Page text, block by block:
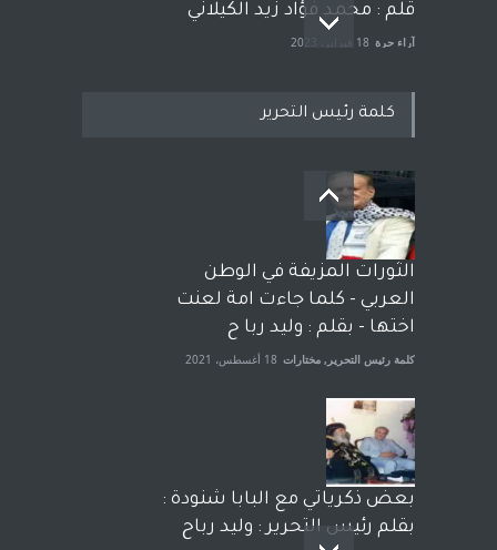
قلم : محمد فؤاد زيد الكيلاني
آراء حرة 18 فبراير، 2023
بعد معارك قضائية طاحنة كتب
وترافع فيها بنفسه مرة اخرى..
الشيخ طارق يوسف يقهر
الحكومة الأمريكية ، فأعطوه
الجنسية عن يد وهم صاغرون،
آراء حرة مختارات 7 أبريل، 2023
كلمة رئيس التحرير
الثورات المزيفة في الوطن
العربي - كلما جاءت امة لعنت
اختها - بقلم : وليد ربا ح
كلمة رئيس التحرير , مختارات 18 أغسطس، 2021
بعض ذكرياتي مع البابا شنودة :
بقلم رئيس التحرير : وليد رباح